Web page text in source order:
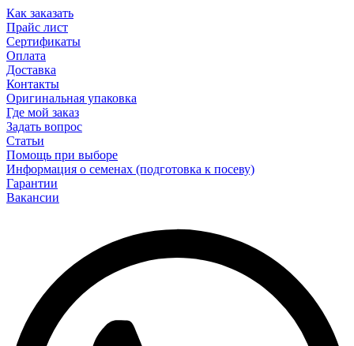
Как заказать
Прайс лист
Сертификаты
Оплата
Доставка
Контакты
Оригинальная упаковка
Где мой заказ
Задать вопрос
Статьи
Помощь при выборе
Информация о семенах (подготовка к посеву)
Гарантии
Вакансии